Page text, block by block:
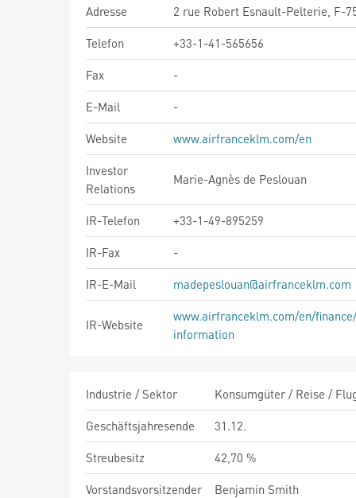
Adresse
2 rue Robert Esnault-Pelterie, F-
Telefon
+33-1-41-565656
Fax
-
E-Mail
-
Website
www.airfranceklm.com/en
Investor
Relations
Marie-Agnès de Peslouan
IR-Telefon
+33-1-49-895259
IR-Fax
-
IR-E-Mail
madepeslouan@airfranceklm.com
IR-Website
www.airfranceklm.com/en/
information
Industrie / Sektor
Konsumgüter / Reise /
Geschäftsjahresende
31.12.
Streubesitz
42,70 %
Vorstandsvorsitzender
Benjamin Smith